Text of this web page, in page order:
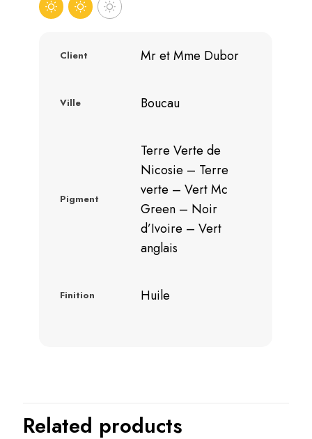
Client Mr et Mme Dubor
Ville Boucau
Pigment
Terre Verte de
Nicosie – Terre
verte – Vert Mc
Green – Noir
d’Ivoire – Vert
anglais
Finition Huile
Related products